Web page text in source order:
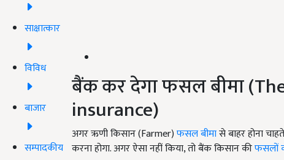
साक्षात्कार
विविध
बाजार
सम्पादकीय
बैंक कर देगा फसल बीमा
insurance)
अगर ऋणी किसान (Farmer)फसल बीमासे बाहर होना
करना होगा. अगर ऐसा नहीं किया, तो बैंक किसान कीफसलों